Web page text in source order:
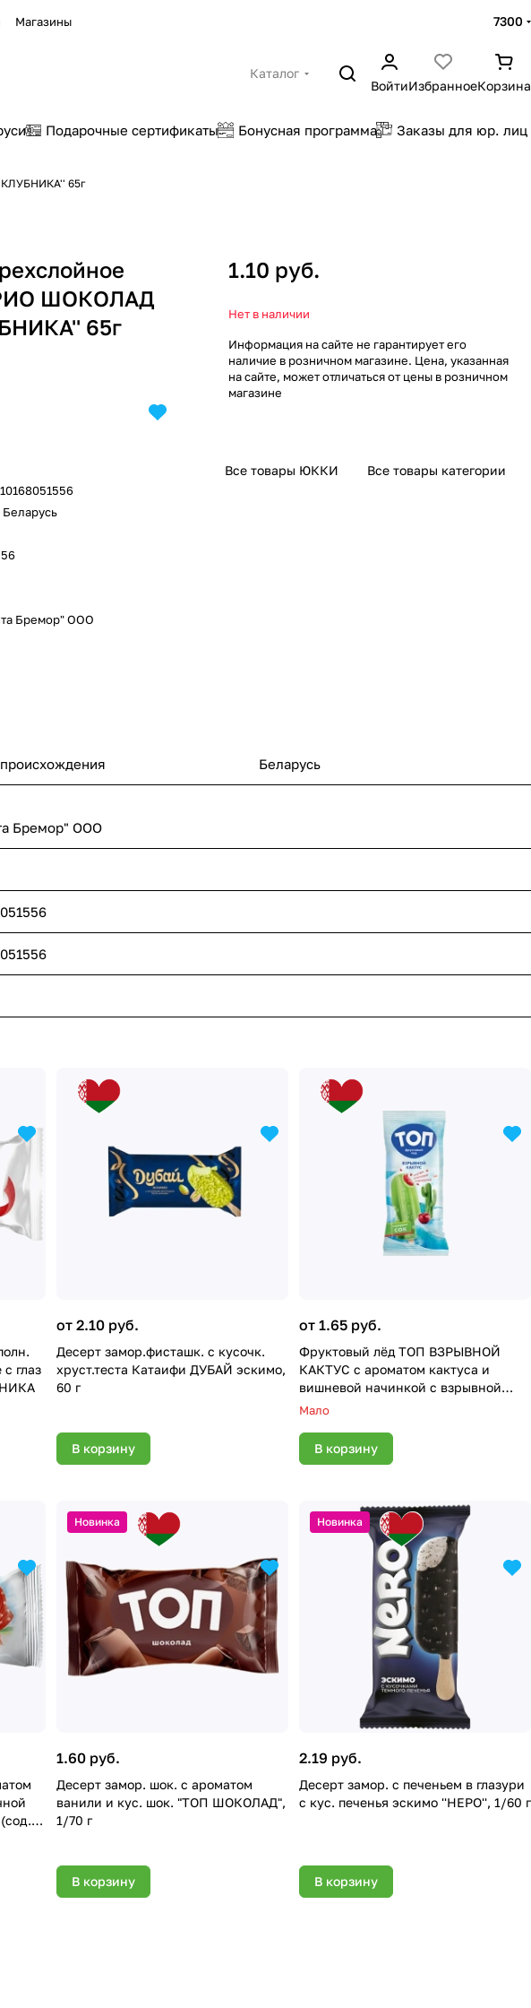
Магазины 7300
Каталог
ВойтиИзбранноеКорзина
Подарочные сертификаты Бонусная программа Заказы для юр. лиц
65г
ШОКОЛАД
65г
Беларусь
Бремор" ООО
1.10 руб.
Нет в наличии
Информация на сайте не гарантирует его
наличие в розничном магазине. Цена, указанная
на сайте, может отличаться от цены в розничном
магазине
Все товары ЮККИ Все товары категории
Беларусь
Бремор" ООО
глаз
от 2.10 руб.
Десерт замор.фисташк. с кусочк.
хруст.теста Катаифи ДУБАЙ эскимо,
60 г
В корзину
от 1.65 руб.
Фруктовый лёд ТОП ВЗРЫВНОЙ
КАКТУС с ароматом кактуса и
вишневой начинкой с взрывной
карамелью 70г
Мало
В корзину
Новинка
1.60 руб.
Десерт замор. шок. с ароматом
ванили и кус. шок. "ТОП ШОКОЛАД",
1/70 г
В корзину
Новинка
2.19 руб.
Десерт замор. с печеньем в глазури
с кус. печенья эскимо ''НЕРО'', 1/60 г
В корзину